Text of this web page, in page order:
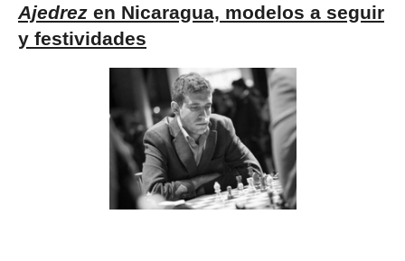
Ajedrez en Nicaragua, modelos a seguir
y festividades